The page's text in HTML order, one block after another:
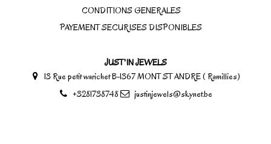
CONDITIONS GENERALES
PAYEMENT SECURISES DISPONIBLES
JUST'IN JEWELS
13 Rue petit warichet B-1367 MONT ST ANDRE ( Ramillies)
+3281738748
justinjewels@skynet.be